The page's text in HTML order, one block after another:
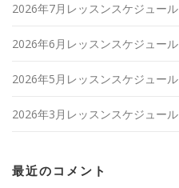
2026年7月レッスンスケジュール
2026年6月レッスンスケジュール
2026年5月レッスンスケジュール
2026年3月レッスンスケジュール
最近のコメント